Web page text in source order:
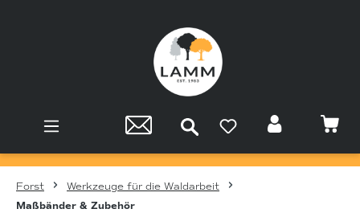
Forst
Werkzeuge für die Waldarbeit
Maßbänder & Zubehör